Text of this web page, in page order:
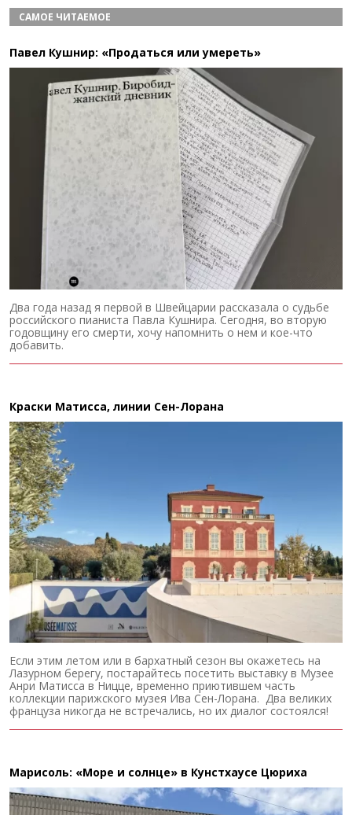
САМОЕ ЧИТАЕМОЕ
Павел Кушнир: «Продаться или умереть»
Два года назад я первой в Швейцарии рассказала о судьбе
российского пианиста Павла Кушнира. Сегодня, во вторую
годовщину его смерти, хочу напомнить о нем и кое-что
добавить.
Краски Матисса, линии Сен-Лорана
Если этим летом или в бархатный сезон вы окажетесь на
Лазурном берегу, постарайтесь посетить выставку в Музее
Анри Матисса в Ницце, временно приютившем часть
коллекции парижского музея Ива Сен-Лорана. Два великих
француза никогда не встречались, но их диалог состоялся!
Марисоль: «Море и солнце» в Кунстхаусе Цюриха